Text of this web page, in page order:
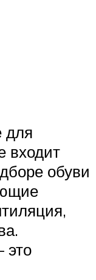
для
входит
обуви
это